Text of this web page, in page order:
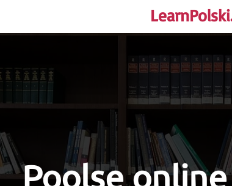
Poolse